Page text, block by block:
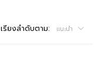
เรียงลำดับตาม: แนะนำ